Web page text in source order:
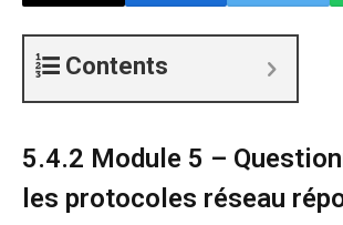
Contents
5.4.2 Module 5 –
les protocoles réseau